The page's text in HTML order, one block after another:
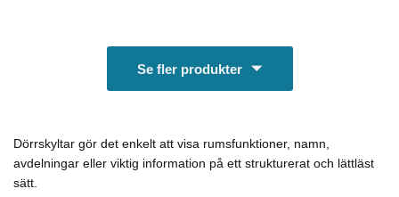
Se fler produkter
Dörrskyltar gör det enkelt att visa rumsfunktioner, namn,
avdelningar eller viktig information på ett strukturerat och lättläst
sätt.